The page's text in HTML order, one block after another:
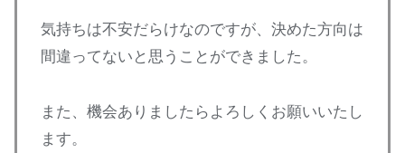
気持ちは不安だらけなのですが、決めた方向は
間違ってないと思うことができました。
また、機会ありましたらよろしくお願いいたし
ます。